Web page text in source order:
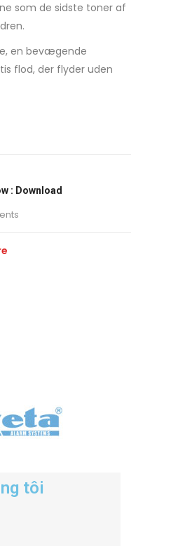
som de sidste toner af
en bevægende
flod, der flyder uden
: Download
tôi